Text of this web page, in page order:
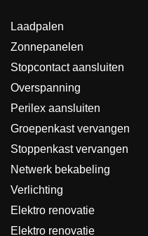
Laadpalen
Zonnepanelen
Stopcontact aansluiten
Overspanning
Perilex aansluiten
Groepenkast vervangen
Stoppenkast vervangen
Netwerk bekabeling
Verlichting
Elektro renovatie
Elektro renovatie